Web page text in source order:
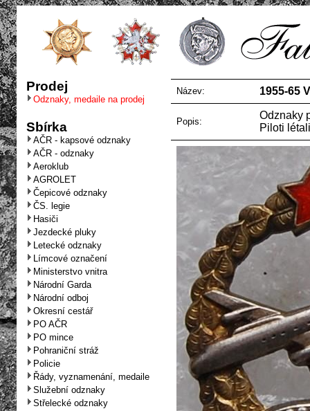
Prodej
Odznaky, medaile na prodej
Sbírka
AČR - kapsové odznaky
AČR - odznaky
Aeroklub
AGROLET
Čepicové odznaky
ČS. legie
Hasiči
Jezdecké pluky
Letecké odznaky
Límcové označení
Ministerstvo vnitra
Národní Garda
Národní odboj
Okresní cestář
PO AČR
PO mince
Pohraniční stráž
Policie
Řády, vyznamenání, medaile
Služební odznaky
Střelecké odznaky
Název: 1955-65
Popis:
Odznaky
Piloti